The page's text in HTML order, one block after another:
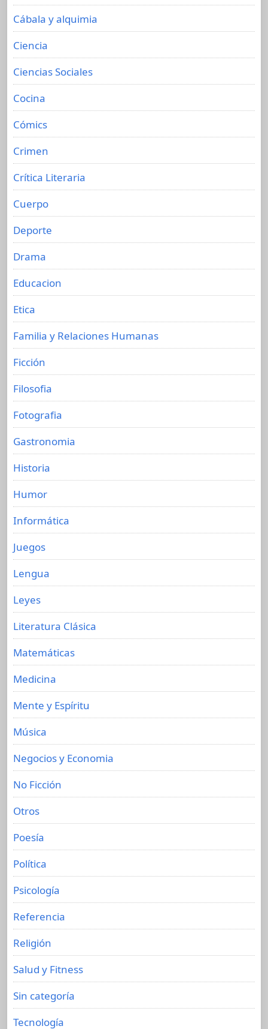
Cábala y alquimia
Ciencia
Ciencias Sociales
Cocina
Cómics
Crimen
Crítica Literaria
Cuerpo
Deporte
Drama
Educacion
Etica
Familia y Relaciones Humanas
Ficción
Filosofia
Fotografia
Gastronomia
Historia
Humor
Informática
Juegos
Lengua
Leyes
Literatura Clásica
Matemáticas
Medicina
Mente y Espíritu
Música
Negocios y Economia
No Ficción
Otros
Poesía
Política
Psicología
Referencia
Religión
Salud y Fitness
Sin categoría
Tecnología